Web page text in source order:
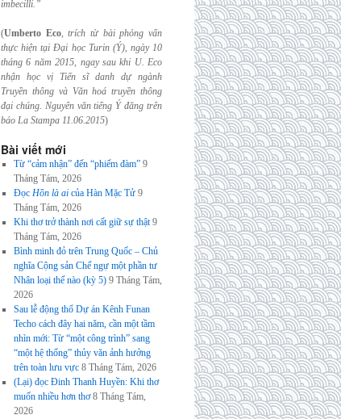
imbecilli.”
(Umberto Eco,trích từ bài phỏng vấn
thực hiện tại Đại học Turin (Ý), ngày 10
tháng 6 năm 2015, ngay sau khi U. Eco
nhận học vị Tiến sĩ danh dự ngành
Truyền thông và Văn hoá truyền thông
đại chúng. Nguyên văn tiếng Ý đăng trên
báo La Stampa 11.06.2015)
Bài viết mới
Từ “cảm nhận” đến “phiếm đàm” 9
Tháng Tám, 2026
Đọc Hồn là aicủa Hàn Mặc Tử 9
Tháng Tám, 2026
Khi thơ trở thành nơi cất giữ sự thật 9
Tháng Tám, 2026
Bình minh đỏ trên Trung Quốc – Chủ
nghĩa Cộng sản Chế ngự một phần tư
Nhân loại thế nào (kỳ 5) 9 Tháng Tám,
2026
Sau lễ động thổ Dự án Kênh Funan
Techo cách đây hai năm, cần một tầm
nhìn mới: Từ “một công trình” sang
“một hệ thống” thủy văn ảnh hưởng
trên toàn lưu vực 8 Tháng Tám, 2026
(Lại) đọc Đinh Thanh Huyền: Khi thơ
muốn nhiều hơn thơ 8 Tháng Tám,
2026